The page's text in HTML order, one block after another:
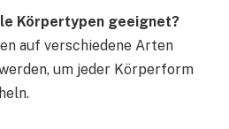
Körpertypen geeignet?
auf verschiedene Arten
um jeder Körperform